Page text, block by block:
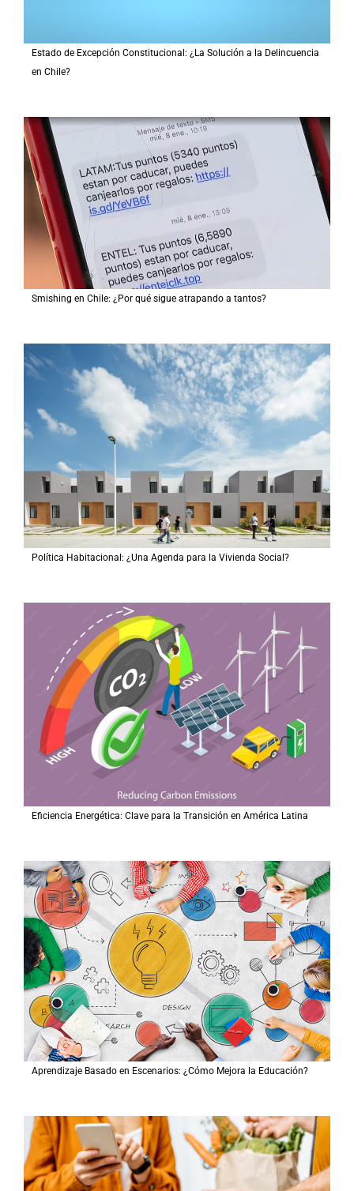
Estado de Excepción Constitucional: ¿La Solución a la Delincuencia
en Chile?
Smishing en Chile: ¿Por qué sigue atrapando a tantos?
Política Habitacional: ¿Una Agenda para la Vivienda Social?
Eficiencia Energética: Clave para la Transición en América Latina
Aprendizaje Basado en Escenarios: ¿Cómo Mejora la Educación?